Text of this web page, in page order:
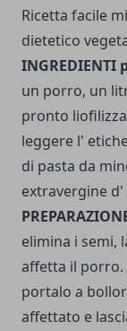
Ricetta facile
dietetico
INGREDIENTI
un porro, un
pronto
leggere l'
di pasta da
extravergine d'
elimina i semi,
affetta il porro.
portalo a
affettato e